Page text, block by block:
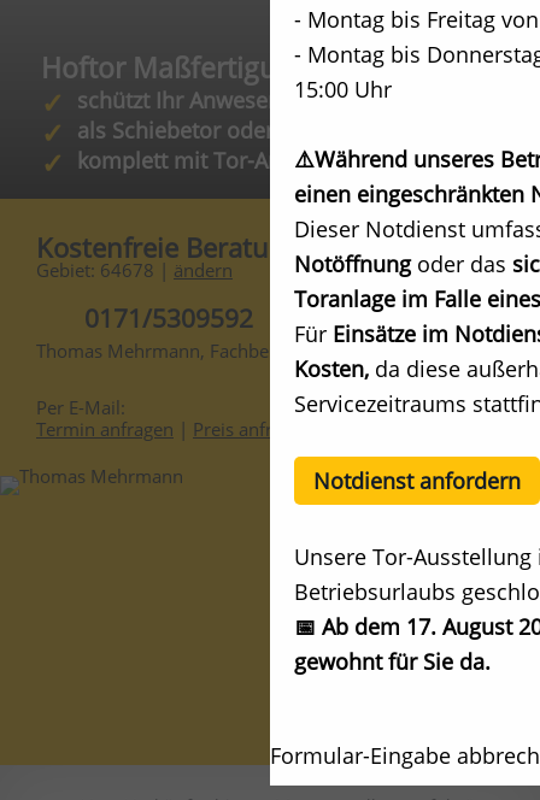
Hoftor Maßfertigung
schützt Ihr Anwesen
als Schiebetor oder Drehtor
komplett mit Tor-Antrieb
Kostenfreie Beratung
Gebiet: 64678 | ändern
0171/5309592
Thomas Mehrmann, Fachberater
Per E-Mail:
Termin anfragen | Preis anfragen
- Montag bis Freitag
- Montag bis
15:00 Uhr
⚠️Während unseres
einen eingeschränkten
Dieser Notdienst
Notöffnung oder das
Toranlage im Falle
Für Einsätze im
Kosten, da diese
Servicezeitraums
Notdienst anfordern
Unsere Tor-
Betriebsurlaubs
📅 Ab dem 17. August
gewohnt für Sie da.
Formular-Eingabe